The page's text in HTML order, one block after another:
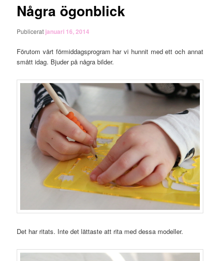
Några ögonblick
Publicerat januari 16, 2014
Förutom vårt förmiddagsprogram har vi hunnit med ett och annat
smått idag. Bjuder på några bilder.
Det har ritats. Inte det lättaste att rita med dessa modeller.